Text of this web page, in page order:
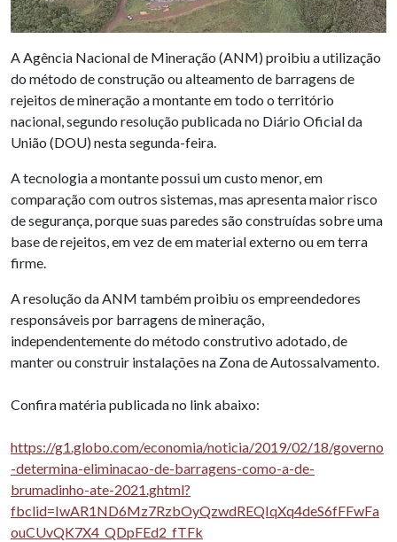
A Agência Nacional de Mineração (ANM) proibiu a utilização
do método de construção ou alteamento de barragens de
rejeitos de mineração a montante em todo o território
nacional, segundo resolução publicada no Diário Oficial da
União (DOU) nesta segunda-feira.
A tecnologia a montante possui um custo menor, em
comparação com outros sistemas, mas apresenta maior risco
de segurança, porque suas paredes são construídas sobre uma
base de rejeitos, em vez de em material externo ou em terra
firme.
A resolução da ANM também proibiu os empreendedores
responsáveis por barragens de mineração,
independentemente do método construtivo adotado, de
manter ou construir instalações na Zona de Autossalvamento.
Confira matéria publicada no link abaixo:
https://g1.globo.com/economia/noticia/2019/02/18/governo
-determina-eliminacao-de-barragens-como-a-de-
brumadinho-ate-2021.ghtml?
fbclid=IwAR1ND6Mz7RzbOyQzwdREQIqXq4deS6fFFwFa
ouCUvQK7X4_QDpFEd2_fTFk